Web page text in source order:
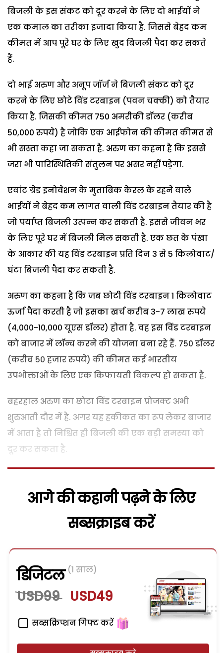
बिजली के इस संकट को दूर करने के लिए दो भाईयों ने
एक कमाल का तरीका इजादा किया है. जिससे बेहद कम
कीमत में आप पूरे घर के लिए खुद बिजली पैदा कर सकते
हैं.
दो भाई अरुण और अनूप जॉर्ज ने बिजली संकट को दूर
करने के लिए छोटे विंड टरबाइन (पवन चक्की) को तैयार
किया है. जिसकी कीमत 750 अमरीकी डॉलर (करीब
50,000 रुपये) है जोकि एक आईफोन की कीमत कीमत से
भी सस्ता कहा जा सकता है. अरुण का कहना है कि इससे
जरा भी पारिस्थितिकी संतुलन पर असर नहीं पड़ेगा.
एवांट ग्रेड इनोवेशन के मुताबिक केरल के रहने वाले
भाईयों ने बेहद कम लागत वाली ‌विंड टरबाइन तैयार की है
जो पर्याप्त बिजली उत्पन्न कर सकती है. इससे जीवन भर
के लिए पूरे घर में बिजली मिल सकती है. एक छत के पंखा
के आकार की यह विंड टरबाइन प्रति दिन 3 से 5 किलोवाट/
घंटा बिजली पैदा कर सकती है.
अरुण का कहना है कि जब छोटी विंड टरबाइन 1 किलोवाट
ऊर्जा पैदा करती है जो इसका खर्च करीब 3-7 लाख रुपये
(4,000-10,000 यूएस डॉलर) होता है. वह इस विंड टरबाइन
को बाजार में लॉन्च करने की योजना बना रहे हैं. 750 डॉलर
(करीब 50 हजार रुपये) की कीमत कई भारतीय
उपभोक्ताओं के लिए एक किफायती विकल्प हो सकता है.
बहरहाल अरुण का छोटा विंड टरबाइन प्रोजक्ट अभी
शुरुआती दौर में है. अगर यह हकीकत का रूप लेकर बाजार
में आता है तो निश्चित ही बिजली की एक बड़ी समस्या को
दूर कर सकता है.
आगे की कहानी पढ़ने के लिए
सब्सक्राइब करें
डिजिटल (1 साल)
USD99 USD49
सब्सक्रिप्शन गिफ्ट करें